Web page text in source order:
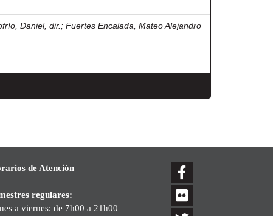
Daniel, dir. ; Fuertes Encalada, Mateo Alejandro
de Atención
regulares:
a viernes: de 7h00 a 21h00